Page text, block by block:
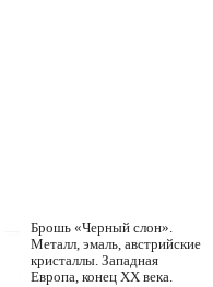
Брошь «Черный слон».
Металл, эмаль, австрийские
кристаллы. Западная
Европа, конец XX века.